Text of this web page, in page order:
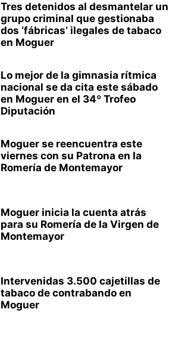
Tres detenidos al desmantelar un
grupo criminal que gestionaba
dos ‘fábricas’ ilegales de tabaco
en Moguer
Lo mejor de la gimnasia rítmica
nacional se da cita este sábado
en Moguer en el 34º Trofeo
Diputación
Moguer se reencuentra este
viernes con su Patrona en la
Romería de Montemayor
Moguer inicia la cuenta atrás
para su Romería de la Virgen de
Montemayor
Intervenidas 3.500 cajetillas de
tabaco de contrabando en
Moguer